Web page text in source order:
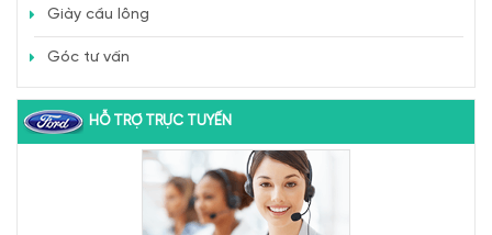
Giày cầu lông
Góc tư vấn
HỖ TRỢ TRỰC TUYẾN